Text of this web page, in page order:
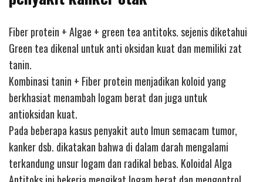
Fiber protein + Algae + green tea antitoks. sejenis diketahui
Green tea dikenal untuk anti oksidan kuat dan memiliki zat
tanin.
Kombinasi tanin + Fiber protein menjadikan koloid yang
berkhasiat menambah logam berat dan juga untuk
antioksidan kuat.
Pada beberapa kasus penyakit auto Imun semacam tumor,
kanker dsb. dikatakan bahwa di dalam darah mengalami
terkandung unsur logam dan radikal bebas. Koloidal Alga